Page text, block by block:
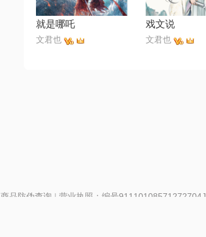
就是哪吒
文君也
戏文说
文君也
商品防伪查询 | 营业执照：编号91110108571272704J